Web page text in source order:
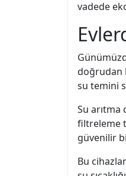
vadede
doğrudan
su temini
Su arıtma
filtreleme
güvenilir
Bu